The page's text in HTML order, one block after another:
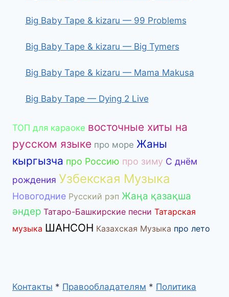
Big Baby Tape & kizaru — 99 Problems
Big Baby Tape & kizaru — Big Tymers
Big Baby Tape & kizaru — Mama Makusa
Big Baby Tape — Dying 2 Live
ТОП для караоке восточные хиты на
русском языке про море Жаны
кыргызча про Россию про зиму С днём
рождения Узбекская Музыка
Новогодние Русский рэп Жаңа қазақша
әндер Татаро-Башкирские песни Татарская
музыка ШАНСОН Казахская Музыка про лето
Контакты * Правообладателям * Политика